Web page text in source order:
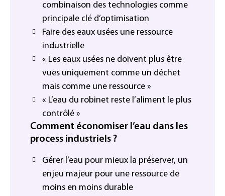
combinaison des technologies comme
principale clé d’optimisation
Faire des eaux usées une ressource
industrielle
« Les eaux usées ne doivent plus être
vues uniquement comme un déchet
mais comme une ressource »
« L’eau du robinet reste l’aliment le plus
contrôlé »
Comment économiser l’eau dans les
process industriels ?
Gérer l’eau pour mieux la préserver, un
enjeu majeur pour une ressource de
moins en moins durable